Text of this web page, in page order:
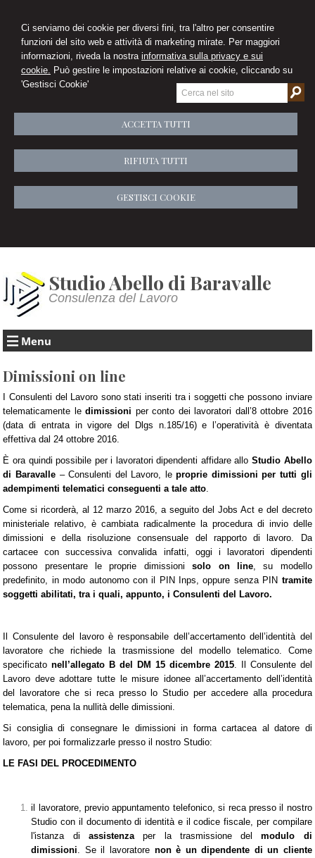
Ci serviamo dei cookie per diversi fini, tra l'altro per consentire
funzioni del sito web e attività di marketing mirate. Per maggiori
informazioni, riveda la nostra informativa sulla privacy e sui
cookie. Può gestire le impostazioni relative ai cookie, cliccando su
'Gestisci Cookie'
ACCETTA TUTTI
RIFIUTA TUTTI
GESTISCI COOKIE
Studio Abello di Baravalle
Consulenza del Lavoro
Menu
Dimissioni on line
I Consulenti del Lavoro sono stati inseriti tra i soggetti che possono inviare
telematicamente ledimissioni per conto dei lavoratori dall’8 ottobre 2016
(data di entrata in vigore del Dlgs n.185/16) e l’operatività è diventata
effettiva dal 24 ottobre 2016.
È ora quindi possibile per i lavoratori dipendenti affidare allo Studio Abello
di Baravalle – Consulenti del Lavoro, leproprie dimissioni per tutti gli
adempimenti telematici conseguenti a tale atto.
Come si ricorderà, al 12 marzo 2016, a seguito del Jobs Act e del decreto
ministeriale relativo, è cambiata radicalmente la procedura di invio delle
dimissioni e della risoluzione consensuale del rapporto di lavoro. Da
cartacee con successiva convalida infatti, oggi i lavoratori dipendenti
possono presentare le proprie dimissionisolo on line, su modello
predefinito, in modo autonomo con il PIN Inps, oppure senza PIN tramite
soggetti abilitati, tra i quali, appunto, i Consulenti del Lavoro.
Il Consulente del lavoro è responsabile dell’accertamento dell’identità del
lavoratore che richiede la trasmissione del modello telematico. Come
specificatonell’allegato B del DM 15 dicembre 2015. Il Consulente del
Lavoro deve adottare tutte le misure idonee all’accertamento dell’identità
del lavoratore che si reca presso lo Studio per accedere alla procedura
telematica, pena la nullità delle dimissioni.
Si consiglia di consegnare le dimissioni in forma cartacea al datore di
lavoro, per poi formalizzarle presso il nostro Studio:
LE FASI DEL PROCEDIMENTO
il lavoratore, previo appuntamento telefonico, si reca presso il nostro
Studio con il documento di identità e il codice fiscale, per compilare
l'istanza di assistenzaper la trasmissione delmodulo di
dimissioni. Se il lavoratore non è un dipendente di un cliente